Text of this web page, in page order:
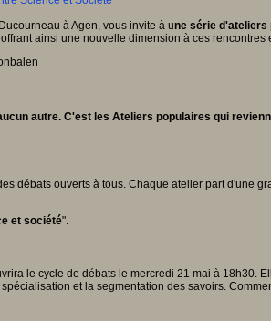
à Agen, vous invite à une série d'ateliers
ainsi une nouvelle dimension à ces rencontres
autre. C'est les Ateliers populaires qui
débats ouverts à tous. Chaque atelier part d'une
et société".
le cycle de débats le mercredi 21 mai à
et la segmentation des savoirs.